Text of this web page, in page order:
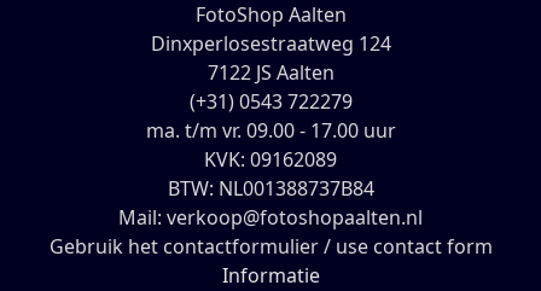
FotoShop Aalten
Dinxperlosestraatweg 124
7122 JS Aalten
(+31) 0543 722279
ma. t/m vr. 09.00 - 17.00 uur
KVK: 09162089
BTW: NL001388737B84
Mail: verkoop@fotoshopaalten.nl
Gebruik het contactformulier / use contact form
Informatie